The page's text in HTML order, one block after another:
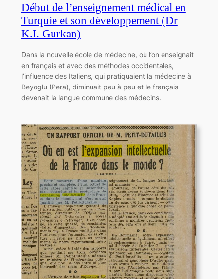
Début de l’enseignement médical en
Turquie et son développement (Dr
K.I. Gurkan)
Dans la nouvelle école de médecine, où l’on enseignait
en français et avec des méthodes occidentales,
l’influence des Italiens, qui pratiquaient la médecine à
Beyoglu (Pera), diminuait peu à peu et le français
devenait la langue commune des médecins.